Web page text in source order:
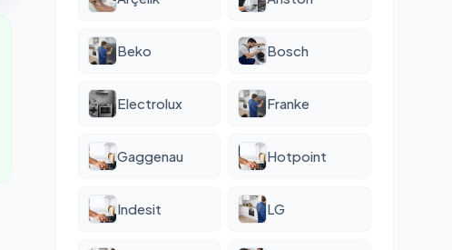
Beko Bosch
Electrolux Franke
Gaggenau Hotpoint
Indesit LG